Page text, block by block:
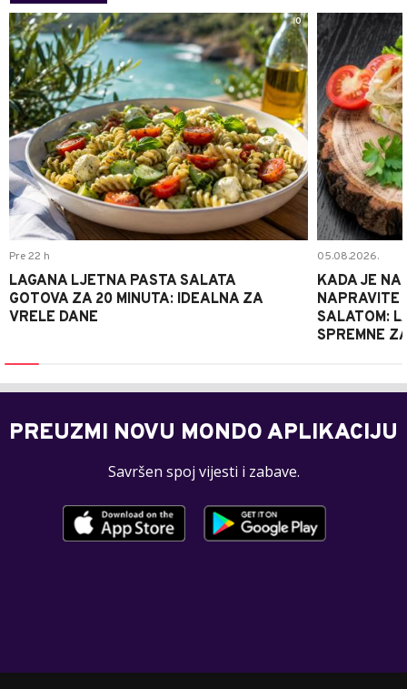
0
Pre 22 h
LAGANA LJETNA PASTA SALATA
GOTOVA ZA 20 MINUTA: IDEALNA ZA
VRELE DANE
05.08.2026.
KADA JE
NAPRAVITE
SALATOM:
SPREMNE
PREUZMI NOVU MONDO APLIKACIJU
Savršen spoj vijesti i zabave.